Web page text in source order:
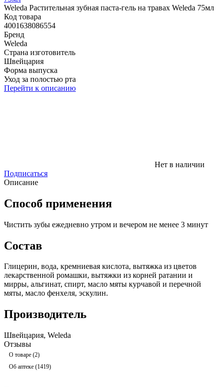
Weleda Растительная зубная паста-гель на травах Weleda 75мл
Код товара
4001638086554
Бренд
Weleda
Страна изготовитель
Швейцария
Форма выпуска
Уход за полостью рта
Перейти к описанию
Нет в наличии
Подписаться
Описание
Способ применения
Чистить зубы ежедневно утром и вечером не менее 3 минут
Состав
Глицерин, вода, кремниевая кислота, вытяжка из цветов
лекарственной ромашки, вытяжки из корней ратании и
мирры, альгинат, спирт, масло мяты курчавой и перечной
мяты, масло фенхеля, эскулин.
Производитель
Швейцария, Weleda
Отзывы
О товаре (2)
Об аптеке (1419)